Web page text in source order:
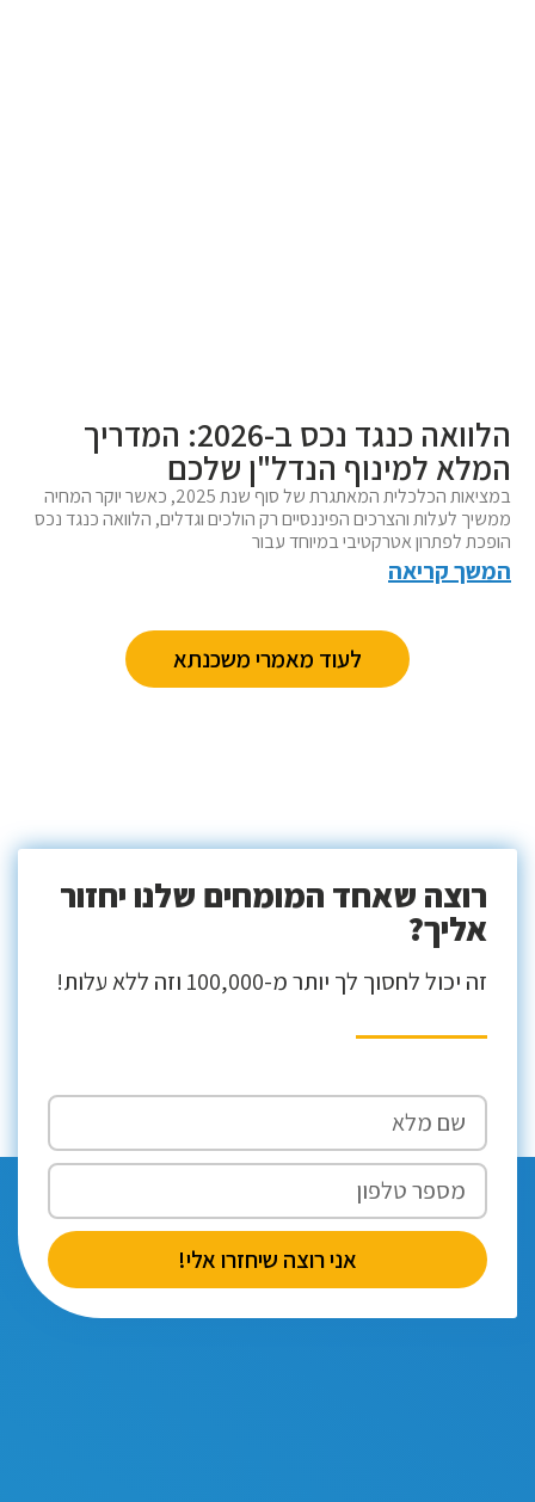
הלוואה כנגד נכס ב-2026: המדריך
המלא למינוף הנדל"ן שלכם
במציאות הכלכלית המאתגרת של סוף שנת 2025, כאשר יוקר המחיה
ממשיך לעלות והצרכים הפיננסיים רק הולכים וגדלים, הלוואה כנגד נכס
הופכת לפתרון אטרקטיבי במיוחד עבור
המשך קריאה
לעוד מאמרי משכנתא
רוצה שאחד המומחים שלנו יחזור
אליך?
זה יכול לחסוך לך יותר מ-100,000 וזה ללא עלות!
אני רוצה שיחזרו אלי!